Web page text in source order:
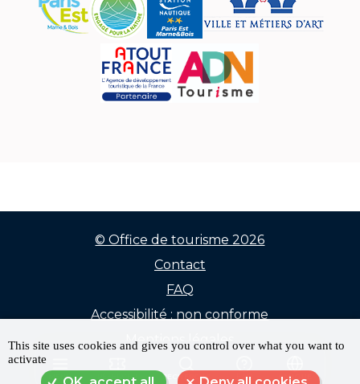
© Office de tourisme 2026
Pied
de
page
Contact
FAQ
Accessibilité : non conforme
Mentions légales
MENU RÉSERVER RECHERCHE FAQ LANGUE
This site uses cookies and gives you control over what you want to
activate